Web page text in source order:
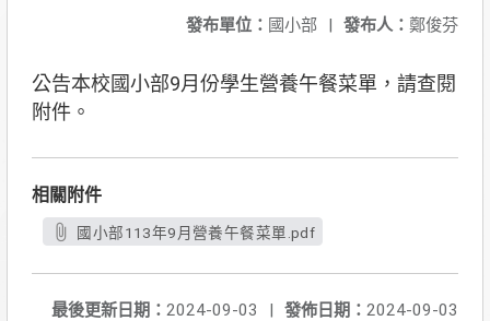
發布人： 鄭俊芬
發布單位： 國小部 |
公告本校國小部9月份學生營養午餐菜單，請查閱
附件。
相關附件
國小部113年9月營養午餐菜單.pdf
發佈日期： 2024-09-03
最後更新日期： 2024-09-03
|